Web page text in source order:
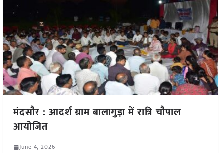
मंदसौर : आदर्श ग्राम बालागुड़ा में रात्रि चौपाल
आयोजित
June 4, 2026